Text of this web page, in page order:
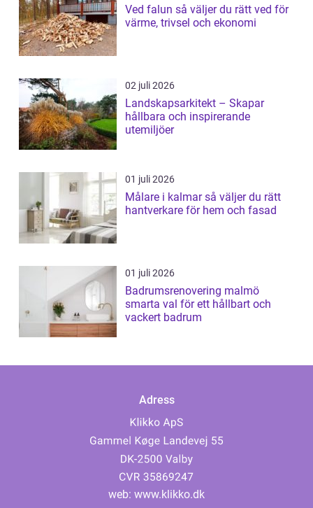
Ved falun så väljer du rätt ved för
värme, trivsel och ekonomi
02 juli 2026
Landskapsarkitekt – Skapar
hållbara och inspirerande
utemiljöer
01 juli 2026
Målare i kalmar så väljer du rätt
hantverkare för hem och fasad
01 juli 2026
Badrumsrenovering malmö
smarta val för ett hållbart och
vackert badrum
Adress
web: www.klikko.dk